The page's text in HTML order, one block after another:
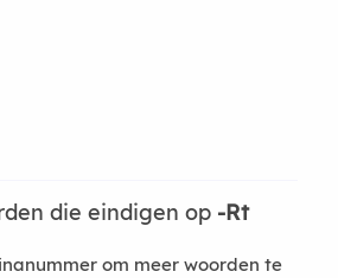
die eindigen op -Rt
om meer woorden te